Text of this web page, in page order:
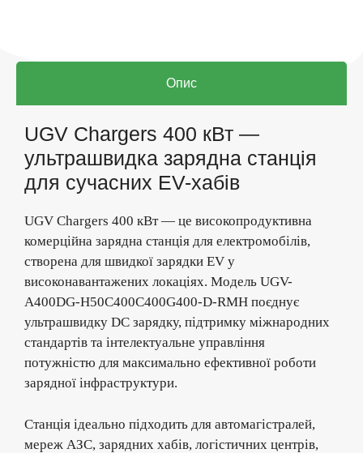
Опис
UGV Chargers 400 кВт —
ультрашвидка зарядна станція
для сучасних EV-хабів
UGV Chargers 400 кВт — це високопродуктивна
комерційна зарядна станція для електромобілів,
створена для швидкої зарядки EV у
високонавантажених локаціях. Модель UGV-
A400DG-H50C400C400G400-D-RMH поєднує
ультрашвидку DC зарядку, підтримку міжнародних
стандартів та інтелектуальне управління
потужністю для максимально ефективної роботи
зарядної інфраструктури.
Станція ідеально підходить для автомагістралей,
мереж АЗС, зарядних хабів, логістичних центрів,